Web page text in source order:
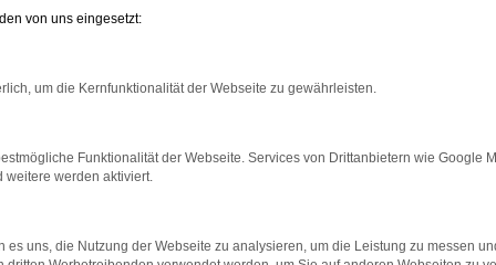
bestimmter Seiten verhindern. Funktioniert die Seite in
dem neuesten Stand sind.
kann auch dazu führen, dass bestimmte Funktionen nicht
von uns eingesetzt:
um die Kernfunktionalität der Webseite zu gewährleisten.
Funktionalität der Webseite. Services von Drittanbietern wie Google
weitere werden aktiviert.
es uns, die Nutzung der Webseite zu analysieren, um die Leistung zu messen